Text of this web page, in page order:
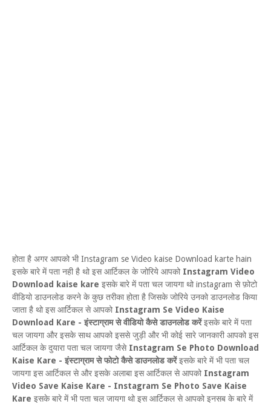
होता है अगर आपको भी Instagram se Video kaise Download karte hain
इसके बारे में पता नही है थो इस आर्टिकल के जोरिये आपको Instagram Video
Download kaise kare इसके बारे में पता चल जायगा थो instagram से फ़ोटो
वीडियो डाउनलोड करने के कुछ तरीका होता है जिसके जोरिये उनको डाउनलोड किया
जाता है थो इस आर्टिकल से आपको Instagram Se Video Kaise
Download Kare - इंस्टाग्राम से वीडियो कैसे डाउनलोड करेंइसके बारे में पता
चल जायगा और इसके साथ आपको इससे जुड़ी और भी कोई सारे जानकारी आपको इस
आर्टिकल के दुयारा पता चल जायगा जैसे Instagram Se Photo Download
Kaise Kare - इंस्टाग्राम से फोटो कैसे डाउनलोड करेंइसके बारे में भी पता चल
जायगा इस आर्टिकल से और इसके अलाबा इस आर्टिकल से आपको Instagram
Video Save Kaise Kare - Instagram Se Photo Save Kaise
Kare इसके बारे में भी पता चल जायगा थो इस आर्टिकल से आपको इनसब के बारे में